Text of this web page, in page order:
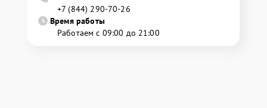
+7 (844) 290-70-26
Время работы
Работаем с 09:00 до 21:00